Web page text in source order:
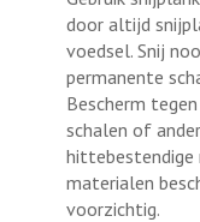
door altijd
voedsel. Snij
permanente
Bescherm
schalen of
hittebestendige
materialen
voorzichtig.